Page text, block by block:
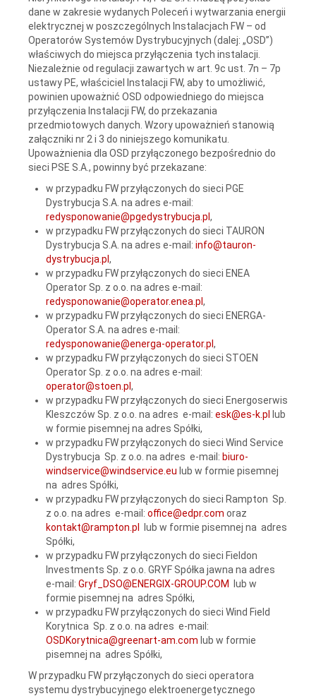
dane w zakresie wydanych Poleceń i wytwarzania energii
elektrycznej w poszczególnych Instalacjach FW – od
Operatorów Systemów Dystrybucyjnych (dalej: „OSD”)
właściwych do miejsca przyłączenia tych instalacji.
Niezależnie od regulacji zawartych w art. 9c ust. 7n – 7p
ustawy PE, właściciel Instalacji FW, aby to umożliwić,
powinien upoważnić OSD odpowiedniego do miejsca
przyłączenia Instalacji FW, do przekazania
przedmiotowych danych. Wzory upoważnień stanowią
załączniki nr 2 i 3 do niniejszego komunikatu.
Upoważnienia dla OSD przyłączonego bezpośrednio do
sieci PSE S.A., powinny być przekazane:
w przypadku FW przyłączonych do sieci PGE
Dystrybucja S.A. na adres e-mail:
redysponowanie@pgedystrybucja.pl ,
w przypadku FW przyłączonych do sieci TAURON
Dystrybucja S.A. na adres e-mail: info@tauron-
dystrybucja.pl ,
w przypadku FW przyłączonych do sieci ENEA
Operator Sp. z o.o. na adres e-mail:
redysponowanie@operator.enea.pl ,
w przypadku FW przyłączonych do sieci ENERGA-
Operator S.A. na adres e-mail:
redysponowanie@energa-operator.pl ,
w przypadku FW przyłączonych do sieci STOEN
Operator Sp. z o.o. na adres e-mail:
operator@stoen.pl ,
w przypadku FW przyłączonych do sieci Energoserwis
Kleszczów Sp. z o.o. na adres e-mail: esk@es-k.pl
lub
w formie pisemnej na adres Spółki,
w przypadku FW przyłączonych do sieci Wind Service
Dystrybucja Sp. z o.o. na adres e-mail: biuro-
windservice@windservice.eu lub w formie pisemnej
na adres Spółki,
w przypadku FW przyłączonych do sieci Rampton Sp.
z o.o. na adres e-mail: office@edpr.com oraz
kontakt@rampton.pl
lub w formie pisemnej na adres
Spółki,
w przypadku FW przyłączonych do sieci Fieldon
Investments Sp. z o.o. GRYF Spółka jawna na adres
e-mail: Gryf_DSO@ENERGIX-GROUP.COM
lub w
formie pisemnej na adres Spółki,
w przypadku FW przyłączonych do sieci Wind Field
Korytnica Sp. z o.o. na adres e-mail:
OSDKorytnica@greenart-am.com lub w formie
pisemnej na adres Spółki,
W przypadku FW przyłączonych do sieci operatora
systemu dystrybucyjnego elektroenergetycznego